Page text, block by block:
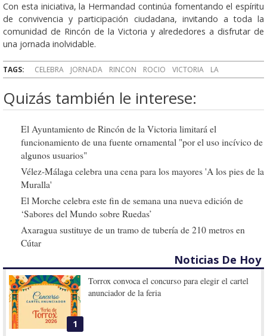
Con esta iniciativa, la Hermandad continúa fomentando el espíritu
de convivencia y participación ciudadana, invitando a toda la
comunidad de Rincón de la Victoria y alrededores a disfrutar de
una jornada inolvidable.
TAGS: CELEBRA JORNADA RINCON ROCIO VICTORIA LA
Quizás también le interese:
El Ayuntamiento de Rincón de la Victoria limitará el
funcionamiento de una fuente ornamental "por el uso incívico de
algunos usuarios"
Vélez-Málaga celebra una cena para los mayores 'A los pies de la
Muralla'
El Morche celebra este fin de semana una nueva edición de
‘Sabores del Mundo sobre Ruedas’
Axaragua sustituye de un tramo de tubería de 210 metros en
Cútar
Noticias De Hoy
1
Torrox convoca el concurso para elegir el cartel
anunciador de la feria